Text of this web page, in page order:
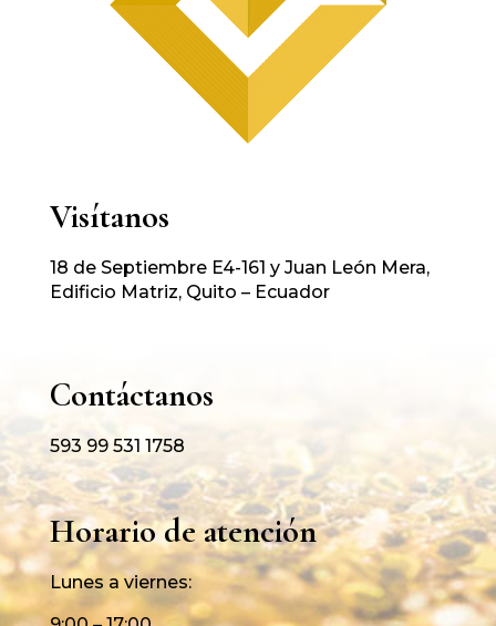
Visítanos
18 de Septiembre E4-161 y Juan León Mera,
Edificio Matriz, Quito – Ecuador
Contáctanos
593 99 531 1758
Horario de atención
Lunes a viernes: